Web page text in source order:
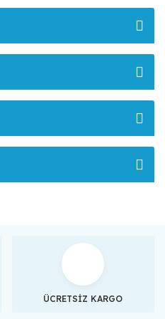
ÜCRETSİZ KARGO